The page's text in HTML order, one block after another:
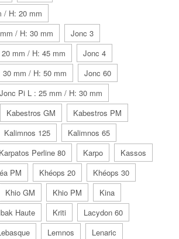
/ H: 20 mm
/ H: 30 mm
Jonc 3
mm / H: 45 mm
Jonc 4
mm / H: 50 mm
Jonc 60
Jonc Pi L : 25 mm / H: 30 mm
Kabestros GM
Kabestros PM
Kalimnos 125
Kalimnos 65
Karpatos Perline 80 Karpo
Kassos
PM Khéops 20
Khéops 30
Khio GM Khio PM
Kina
Haute Kriti
Lacydon 60
Lemnos
Lenaric